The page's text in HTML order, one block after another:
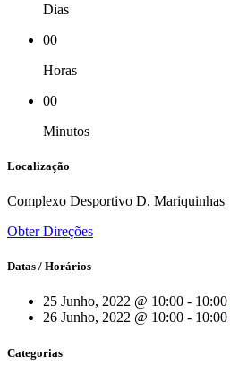
Dias
00
Horas
00
Minutos
Localização
Complexo Desportivo D. Mariquinhas
Obter Direções
Datas / Horários
25 Junho, 2022 @ 10:00 - 10:00
26 Junho, 2022 @ 10:00 - 10:00
Categorias